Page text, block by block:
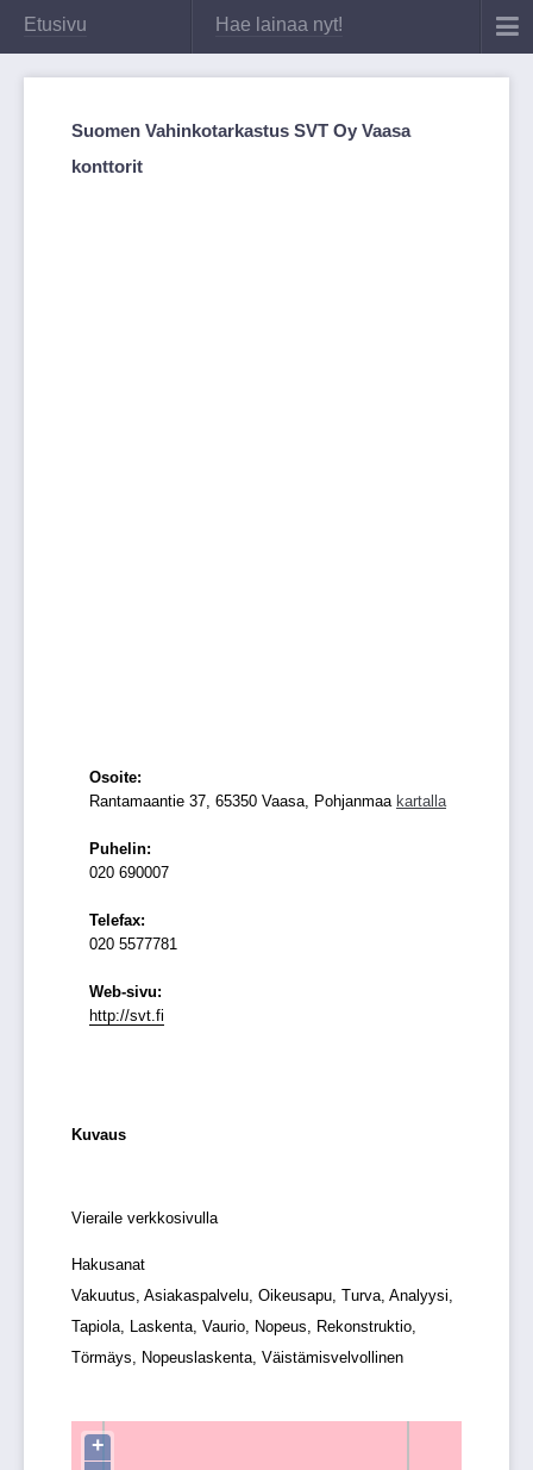
Etusivu Hae lainaa nyt!
Suomen Vahinkotarkastus SVT Oy Vaasa
konttorit
Osoite:
Rantamaantie 37, 65350 Vaasa, Pohjanmaa kartalla
Puhelin:
020 690007
Telefax:
020 5577781
Web-sivu:
http://svt.fi
Kuvaus
Vieraile verkkosivulla
Hakusanat
Vakuutus, Asiakaspalvelu, Oikeusapu, Turva, Analyysi,
Tapiola, Laskenta, Vaurio, Nopeus, Rekonstruktio,
Törmäys, Nopeuslaskenta, Väistämisvelvollinen
+